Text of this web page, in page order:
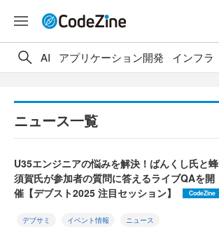
AI アプリケーション開発 インフラ
ニュース一覧
U35エンジニアの悩みを解決！ばんくし氏と蜂
須賀氏が参加者の質問に答えるライブQAを開
催【デブスト2025 注目セッション】
CodeZine
デブサミ イベント情報 ニュース